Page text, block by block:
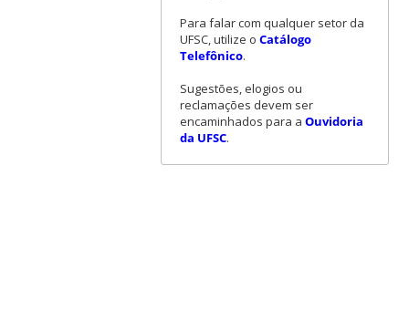
Para falar com qualquer setor da
UFSC, utilize o Catálogo
Telefônico.
Sugestões, elogios ou
reclamações devem ser
encaminhados para a Ouvidoria
da UFSC.